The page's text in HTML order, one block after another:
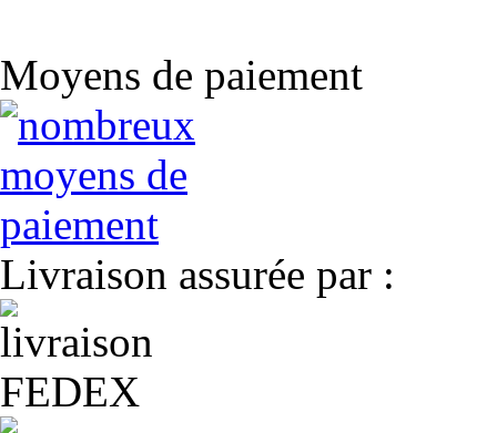
Moyens de paiement
Livraison assurée par :